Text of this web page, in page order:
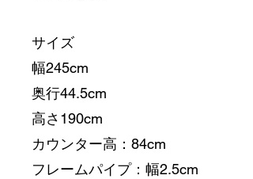
サイズ
幅245cm
奥行44.5cm
高さ190cm
カウンター高：84cm
フレームパイプ：幅2.5cm